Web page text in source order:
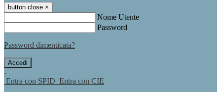
button close ×
Nome Utente
Password
Password dimenticata?
-
Entra con SPID Entra con CIE